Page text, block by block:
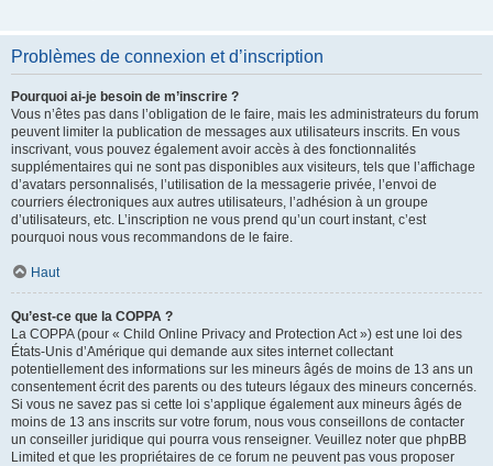
Problèmes de connexion et d’inscription
Pourquoi ai-je besoin de m’inscrire ?
Vous n’êtes pas dans l’obligation de le faire, mais les administrateurs du forum
peuvent limiter la publication de messages aux utilisateurs inscrits. En vous
inscrivant, vous pouvez également avoir accès à des fonctionnalités
supplémentaires qui ne sont pas disponibles aux visiteurs, tels que l’affichage
d’avatars personnalisés, l’utilisation de la messagerie privée, l’envoi de
courriers électroniques aux autres utilisateurs, l’adhésion à un groupe
d’utilisateurs, etc. L’inscription ne vous prend qu’un court instant, c’est
pourquoi nous vous recommandons de le faire.
Haut
Qu’est-ce que la COPPA ?
La COPPA (pour « Child Online Privacy and Protection Act ») est une loi des
États-Unis d’Amérique qui demande aux sites internet collectant
potentiellement des informations sur les mineurs âgés de moins de 13 ans un
consentement écrit des parents ou des tuteurs légaux des mineurs concernés.
Si vous ne savez pas si cette loi s’applique également aux mineurs âgés de
moins de 13 ans inscrits sur votre forum, nous vous conseillons de contacter
un conseiller juridique qui pourra vous renseigner. Veuillez noter que phpBB
Limited et que les propriétaires de ce forum ne peuvent pas vous proposer